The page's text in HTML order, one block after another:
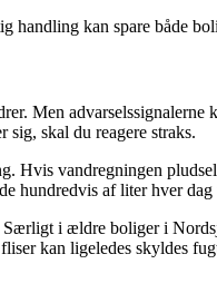
kan spare både
Men
sig, skal du reagere straks.
Hvis vandregningen
hundredvis af liter hver dag
i ældre boliger i
kan ligeledes skyldes